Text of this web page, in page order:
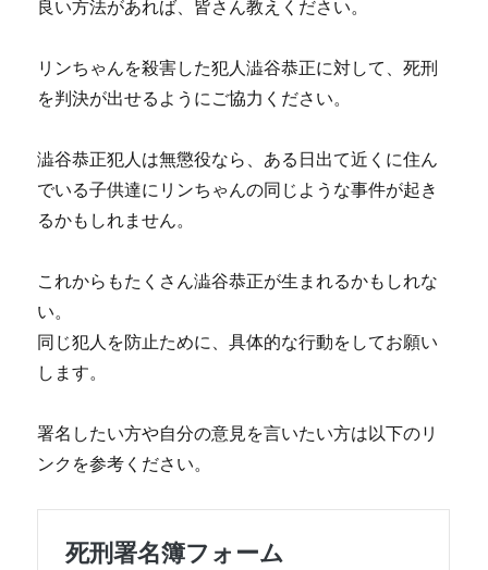
者
さ
ん
っ
て
い
学
校
長
受
け
め
い
良い方法があれば、皆さん教えください。
リンちゃんを殺害した犯人澁谷恭正に対して、死刑
を判決が出せるようにご協力ください。
澁谷恭正犯人は無懲役なら、ある日出て近くに住ん
でいる子供達にリンちゃんの同じような事件が起き
るかもしれません。
これからもたくさん澁谷恭正が生まれるかもしれな
い。
同じ犯人を防止ために、具体的な行動をしてお願い
します。
署名したい方や自分の意見を言いたい方は以下のリ
ンクを参考ください。